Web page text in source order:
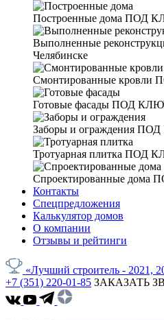
Построенные дома ПОД
Выполненные
Челябинске
Смонтированные кровли
Готовые фасады ПОД КЛЮЧ
Заборы и ограждения ПОД
Тротуарная плитка ПОД
Спроектированные дома
Контакты
Спецпредложения
Калькулятор домов
О компании
Отзывы и рейтинги
«Лучший строитель - 2021,
+7 (351) 220-01-85 ЗАКАЗАТЬ